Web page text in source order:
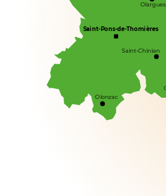
Saint-Pons-de-Thomières
Saint-Chinian
Olonzac
Olargues